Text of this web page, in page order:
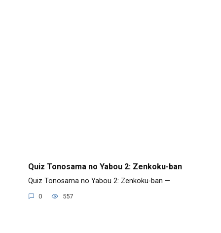
Quiz Tonosama no Yabou 2: Zenkoku-ban
Quiz Tonosama no Yabou 2: Zenkoku-ban —
0 557